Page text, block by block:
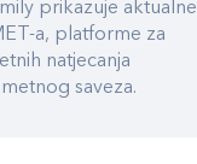
prikazuje aktualne
a, platforme za
natjecanja
saveza.